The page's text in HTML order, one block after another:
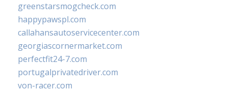
greenstarsmogcheck.com
happypawspl.com
callahansautoservicecenter.com
georgiascornermarket.com
perfectfit24-7.com
portugalprivatedriver.com
von-racer.com